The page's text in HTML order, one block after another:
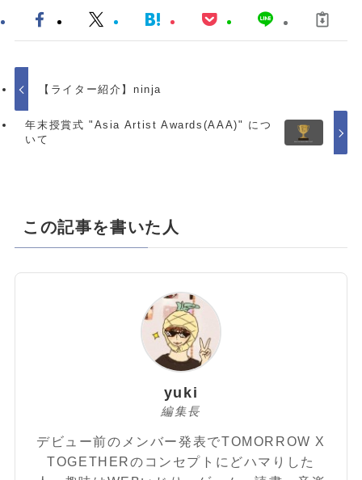
【ライター紹介】ninja
年末授賞式 "Asia Artist Awards(AAA)" につ
いて
この記事を書いた人
yuki
編集長
デビュー前のメンバー発表でTOMORROW X
TOGETHERのコンセプトにどハマりした